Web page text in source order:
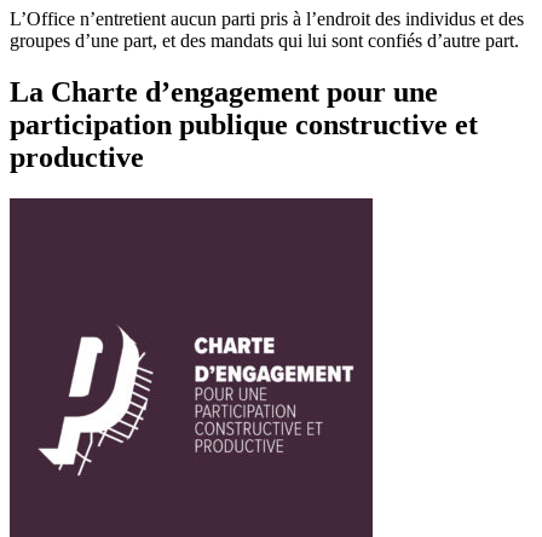
L’Office n’entretient aucun parti pris à l’endroit des individus et des
groupes d’une part, et des mandats qui lui sont confiés d’autre part.
La Charte d’engagement pour une
participation publique constructive et
productive